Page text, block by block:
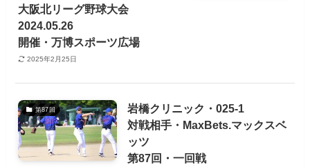
大阪北リーグ野球大会
2024.05.26
開催・万博スポーツ広場
2025年2月25日
第87回
岩橋クリニック・025-1
対戦相手・MaxBets.マックスベ
ッツ
第87回・一回戦